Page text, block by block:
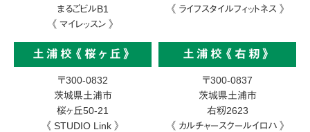
まるごビルB1
《 マイレッスン 》
《 ライフスタイルフィットネス 》
土浦校《桜ヶ丘》
〒300-0832
茨城県土浦市
桜ヶ丘50-21
《 STUDIO Link 》
土浦校《右籾》
〒300-0837
茨城県土浦市
右籾2623
《 カルチャースクールイロハ 》